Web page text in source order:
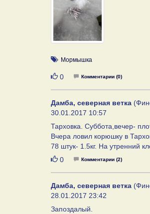
Мормышка
Нравится
0 Комментарии (0)
Дамба, северная ветка
30.01.2017 10:57
Тарховка. Суббота,вечер-
Вчера ловил корюшку в
78 штук- 1.5кг. На утренний
Нравится
0 Комментарии (2)
Дамба, северная ветка
28.01.2017 23:42
Запоздалый.